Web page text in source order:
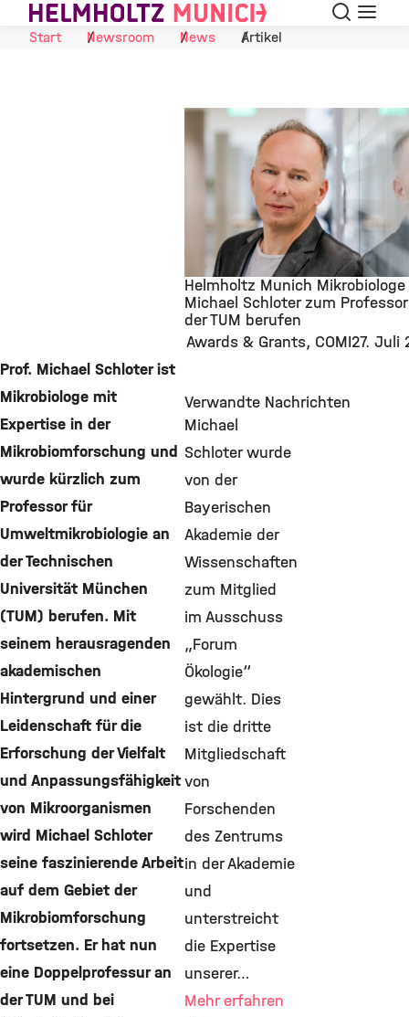
Skip to Content Suche
Start
Newsroom News Artikel
©
Helmholtz Munich Mikrobiologe
Michael Schloter zum
der TUM berufen
Awards & Grants COMI27. Juli
Prof. Michael Schloter ist
Mikrobiologe mit
Expertise in der
Mikrobiomforschung und
wurde kürzlich zum
Professor für
Umweltmikrobiologie an
der Technischen
Universität München
(TUM) berufen. Mit
seinem herausragenden
akademischen
Hintergrund und einer
Leidenschaft für die
Erforschung der Vielfalt
und Anpassungsfähigkeit
von Mikroorganismen
wird Michael Schloter
seine faszinierende Arbeit
auf dem Gebiet der
Mikrobiomforschung
fortsetzen. Er hat nun
eine Doppelprofessur an
der TUM und bei
Verwandte Nachrichten
Michael
Schloter wurde
von der
Bayerischen
Akademie der
Wissenschaften
zum Mitglied
im Ausschuss
„Forum
Ökologie“
gewählt. Dies
ist die dritte
Mitgliedschaft
von
Forschenden
des Zentrums
in der Akademie
und
unterstreicht
die Expertise
unserer…
Mehr erfahren